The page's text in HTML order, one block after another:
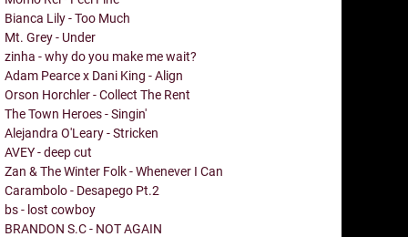
Bianca Lily - Too Much
Mt. Grey - Under
zinha - why do you make me wait?
Adam Pearce x Dani King - Align
Orson Horchler - Collect The Rent
The Town Heroes - Singin'
Alejandra O'Leary - Stricken
AVEY - deep cut
Zan & The Winter Folk - Whenever I Can
Carambolo - Desapego Pt.2
bs - lost cowboy
BRANDON S.C - NOT AGAIN